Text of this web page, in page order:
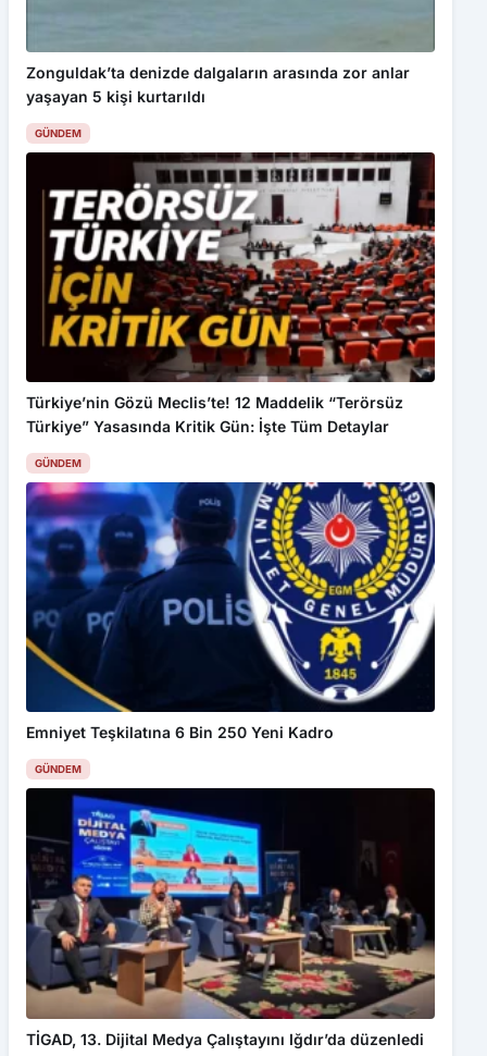
Köylülerden baraj projesine tepki
Zonguldak’ta denizde dalgaların arasında zor anlar
yaşayan 5 kişi kurtarıldı
GÜNDEM
Türkiye’nin Gözü Meclis’te! 12 Maddelik “Terörsüz
Türkiye” Yasasında Kritik Gün: İşte Tüm Detaylar
GÜNDEM
Emniyet Teşkilatına 6 Bin 250 Yeni Kadro
GÜNDEM
TİGAD, 13. Dijital Medya Çalıştayını Iğdır’da düzenledi
Bu web sitesinde en iyi deneyimi yaşamanızı sağlamak için
çerezler kullanılmaktadır. Detaylar için Gizlilik Politikamız
inceleyebilirsiniz.
Kabul Et